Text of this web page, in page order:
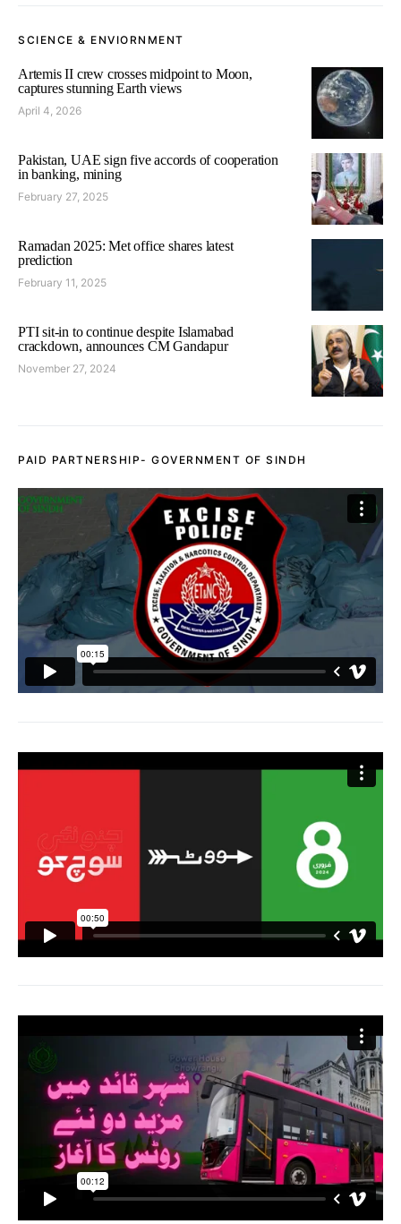
SCIENCE & ENVIORNMENT
Artemis II crew crosses midpoint to Moon,
captures stunning Earth views
April 4, 2026
Pakistan, UAE sign five accords of cooperation
in banking, mining
February 27, 2025
Ramadan 2025: Met office shares latest
prediction
February 11, 2025
PTI sit-in to continue despite Islamabad
crackdown, announces CM Gandapur
November 27, 2024
PAID PARTNERSHIP- GOVERNMENT OF SINDH